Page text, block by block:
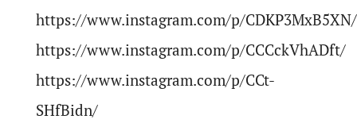
https://www.instagram.com/p/CDKP3MxB5XN/
https://www.instagram.com/p/CCCckVhADft/
https://www.instagram.com/p/CCt-
SHfBidn/